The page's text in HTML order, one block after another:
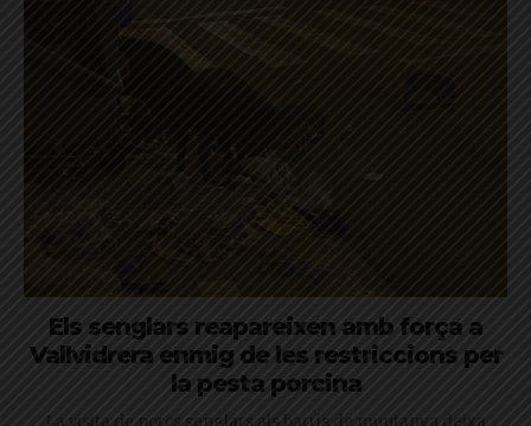
Els senglars reapareixen amb força a
Vallvidrera enmig de les restriccions per
la pesta porcina
La visita de porcs senglars als barris de muntanya deixa